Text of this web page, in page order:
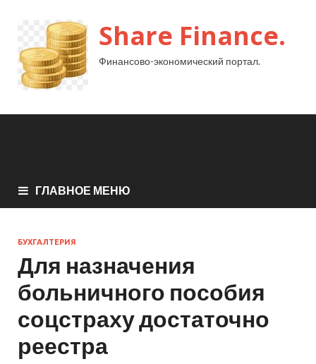
Share Finance.
Финансово-экономический портал.
ГЛАВНОЕ МЕНЮ
БУХГАЛТЕРИЯ
Для назначения
больничного пособия
соцстраху достаточно
реестра